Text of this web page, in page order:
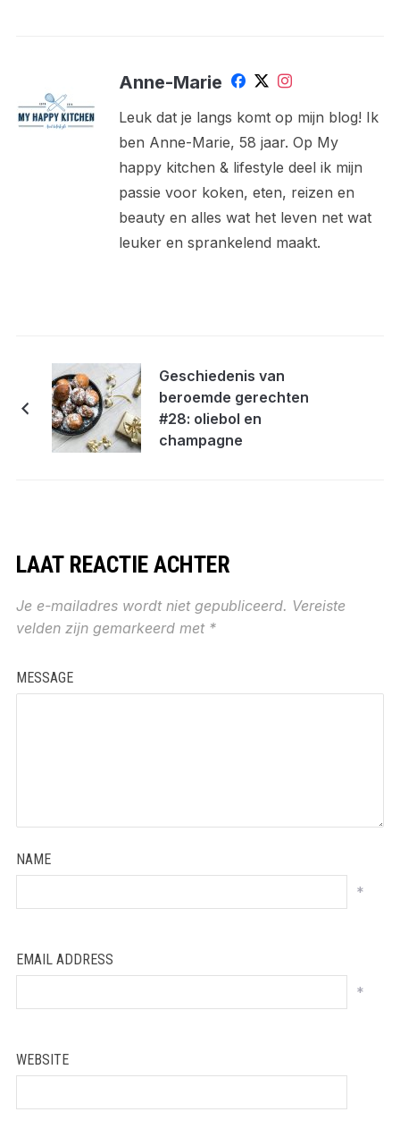
Anne-Marie
Leuk dat je langs komt op mijn blog! Ik
ben Anne-Marie, 58 jaar. Op My
happy kitchen & lifestyle deel ik mijn
passie voor koken, eten, reizen en
beauty en alles wat het leven net wat
leuker en sprankelend maakt.
Geschiedenis van
beroemde gerechten
#28: oliebol en
champagne
LAAT REACTIE ACHTER
Je e-mailadres wordt niet gepubliceerd. Vereiste
velden zijn gemarkeerd met *
MESSAGE
NAME
*
EMAIL ADDRESS
*
WEBSITE